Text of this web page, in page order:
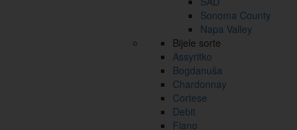
Sonoma County
Napa Valley
Bijele sorte
Assyritko
Bogdanuša
Chardonnay
Cortese
Debit
Fiano